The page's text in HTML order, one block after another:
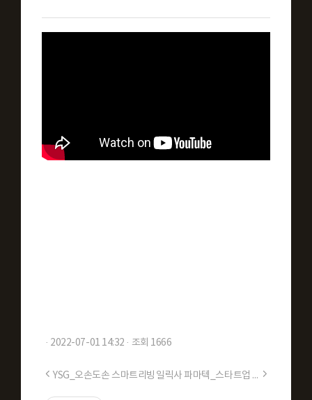
· 2022-07-01 14:32 · 조회 1666
YSG_오손도손 스마트리빙 일릭사 파마텍_스타트업 영상